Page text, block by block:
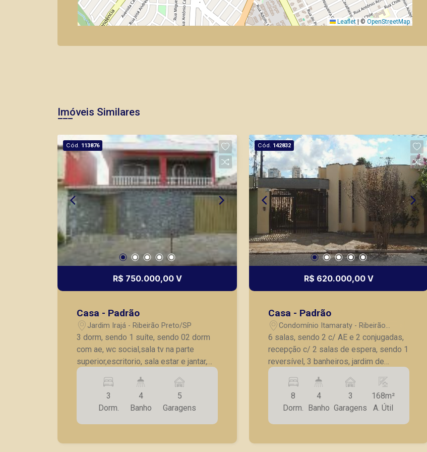
Leaflet |© OpenStreetMap
Imóveis Similares
Cód. 113876
R$ 750.000,00 V
Casa - Padrão
Jardim Irajá - Ribeirão Preto/SP
3 dorm, sendo 1 suíte, sendo 02 dorm
com ae, wc social,sala tv na parte
superior,escritorio, sala estar e jantar,
cozinha com ae,area de serviço,wc
social, edícula no fundo com
churrasqueira, 1 dorm,wc, piscina, 03
vagas garagem. Obs:(proprietario aceita
apto no Jardim Iraja ate R$350.000,00
3
Dorm.
4
Banho
5
Garagens
Cód. 142832
R$ 620.000,00 V
Casa - Padrão
Condomínio Itamaraty - Ribeirão
Preto/SP
6 salas, sendo 2 c/ AE e 2 conjugadas,
recepção c/ 2 salas de espera, sendo 1
reversível, 3 banheiros, jardim de
inverno, cozinha planejada, despensa,
edícula c/ dormitório, sala, wc de
serviço, cozinha planejada, quintal, 3
vagas de garagem., frente praça no
Jardim Irajá de fácil estacionamento.
8
Dorm.
4
Banho
3
Garagens
168m²
A. Útil